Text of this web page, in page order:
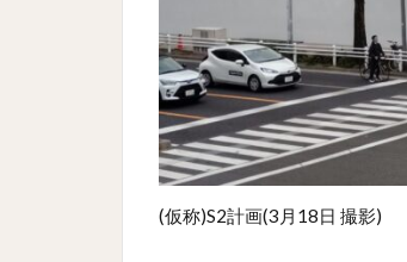
(仮称)S2計画(3月18日 撮影)